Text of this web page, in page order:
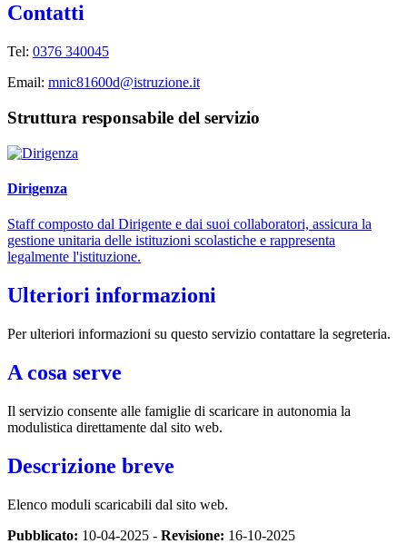
Contatti
Tel: 0376 340045
Email: mnic81600d@istruzione.it
Struttura responsabile del servizio
Dirigenza
Staff composto dal Dirigente e dai suoi collaboratori, assicura la
gestione unitaria delle istituzioni scolastiche e rappresenta
legalmente l'istituzione.
Ulteriori informazioni
Per ulteriori informazioni su questo servizio contattare la segreteria.
A cosa serve
Il servizio consente alle famiglie di scaricare in autonomia la
modulistica direttamente dal sito web.
Descrizione breve
Elenco moduli scaricabili dal sito web.
Pubblicato: 10-04-2025 - Revisione: 16-10-2025